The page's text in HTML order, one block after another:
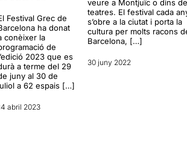
Festival Grec de
ha donat
conèixer la
de
2023 que es
a terme del 29
juny al 30 de
a 62 espais […]
abril 2023
veure a Montjuïc o dins
teatres. El festival cada
s’obre a la ciutat i porta la
cultura per molts racons
Barcelona, […]
30 juny 2022